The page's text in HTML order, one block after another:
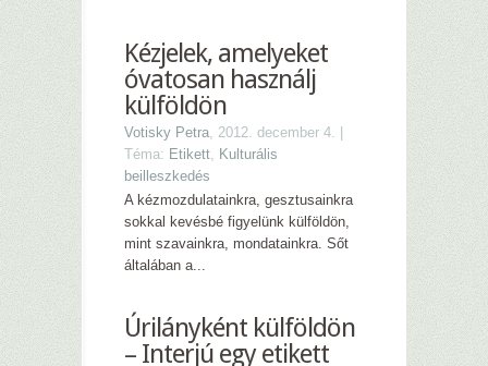
Kézjelek, amelyeket
óvatosan használj
külföldön
Votisky Petra, 2012. december 4. |
Téma: Etikett, Kulturális
beilleszkedés
A kézmozdulatainkra, gesztusainkra
sokkal kevésbé figyelünk külföldön,
mint szavainkra, mondatainkra. Sőt
általában a...
Úrilányként külföldön
– Interjú egy etikett